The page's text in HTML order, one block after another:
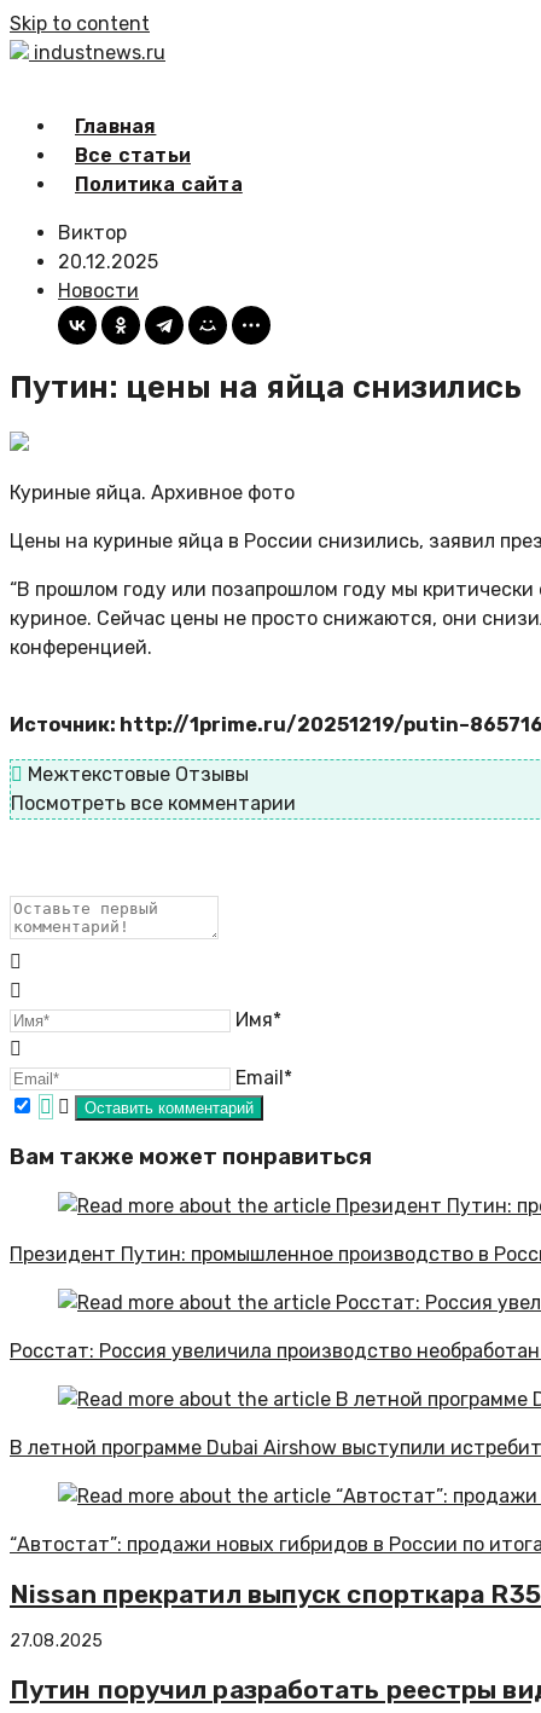
Skip to content
industnews.ru
Главная
Все статьи
Политика сайта
Виктор
20.12.2025
Новости
Путин: цены на яйца снизились
Куриные яйца. Архивное фото
Цены на куриные яйца в России снизились, заявил
“В прошлом году или позапрошлом году мы
куриное. Сейчас цены не просто снижаются, они
конференцией.
Источник: http://1prime.ru/20251219/
Межтекстовые Отзывы
Посмотреть все комментарии
Имя*
Email*
Вам также может понравиться
Президент Путин: промышленное производство в
Росстат: Россия увеличила производство
В летной программе Dubai Airshow выступили
“Автостат”: продажи новых гибридов в России по
Nissan прекратил выпуск спорткара
27.08.2025
Путин поручил разработать реестры